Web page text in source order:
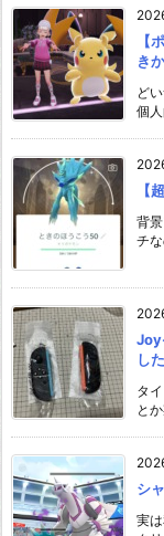
【
きか
ど
個
【
背
チ
し
タ
と
シ
実